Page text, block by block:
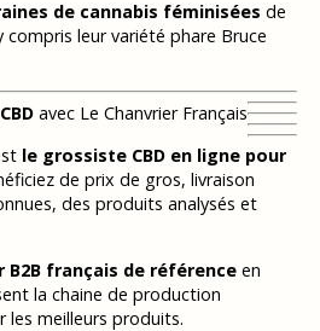
de cannabis féminisées de
compris leur variété phare Bruce
avec Le Chanvrier Français
le grossiste CBD en ligne pour
de prix de gros, livraison
des produits analysés et
B2B français de référenceen
la chaine de production
meilleurs produits.